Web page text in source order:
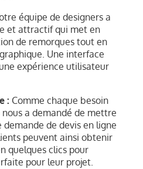
équipe de designers a
et attractif qui met en
de remorques tout en
Une interface
expérience utilisateur
: Comme chaque besoin
a demandé de mettre
de devis en ligne
peuvent ainsi obtenir
quelques clics pour
pour leur projet.